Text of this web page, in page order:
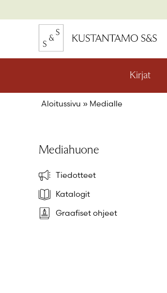
Kirjat
Aloitussivu » Medialle
Mediahuone
Tiedotteet
Katalogit
Graafiset ohjeet